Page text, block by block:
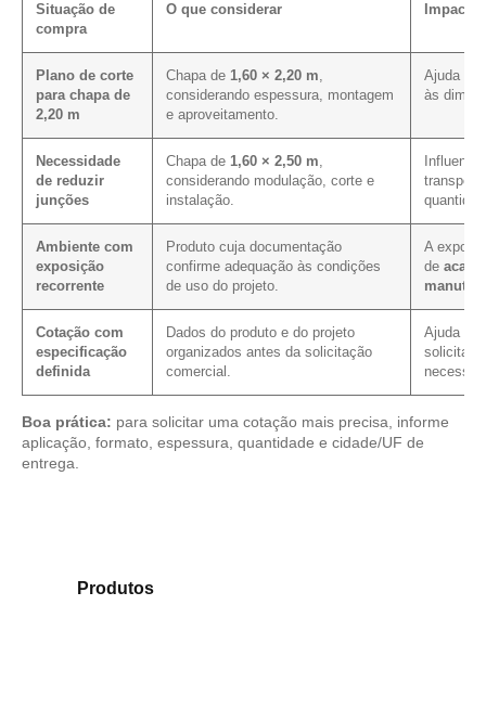
Situação de
compra
O que considerar Impacto
Plano de corte
para chapa de
2,20 m
Chapa de 1,60 × 2,20 m
considerando espessura, montagem
e aproveitamento.
Ajuda a
às
Necessidade
de reduzir
junções
Chapa de 1,60 × 2,50 m
considerando modulação, corte e
instalação.
Ambiente com
exposição
recorrente
Produto cuja documentação
confirme adequação às condições
de uso do projeto.
A
de
Cotação com
especificação
definida
Dados do produto e do projeto
organizados antes da solicitação
comercial.
Ajuda a
Boa prática: para solicitar uma cotação mais precisa, informe
aplicação, formato, espessura, quantidade e cidade/UF de
entrega.
Produtos